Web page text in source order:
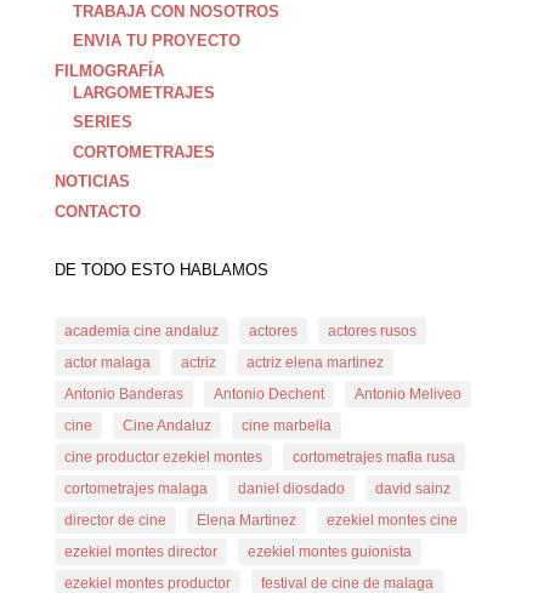
TRABAJA CON NOSOTROS
ENVIA TU PROYECTO
FILMOGRAFÍA
LARGOMETRAJES
SERIES
CORTOMETRAJES
NOTICIAS
CONTACTO
DE TODO ESTO HABLAMOS
academia cine andaluz actores
actores rusos
actor malaga
actriz
actriz elena martinez
Antonio Banderas
Antonio Dechent
Antonio Meliveo
cine
Cine Andaluz
cine marbella
cine productor ezekiel montes
cortometrajes mafia rusa
cortometrajes malaga
daniel diosdado
david sainz
director de cine
Elena Martinez
ezekiel montes cine
ezekiel montes director
ezekiel montes guionista
ezekiel montes productor
festival de cine de malaga